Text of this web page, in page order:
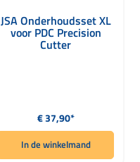
JSA Onderhoudsset XL
voor PDC Precision
Cutter
Normale prijs:
€ 37,90*
In de winkelmand